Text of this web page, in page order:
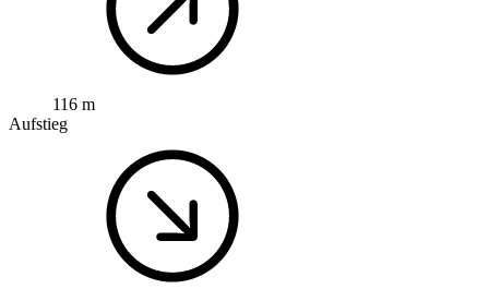
116 m
Aufstieg